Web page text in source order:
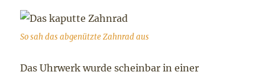
So sah das abgenützte Zahnrad aus
Das Uhrwerk wurde scheinbar in einer